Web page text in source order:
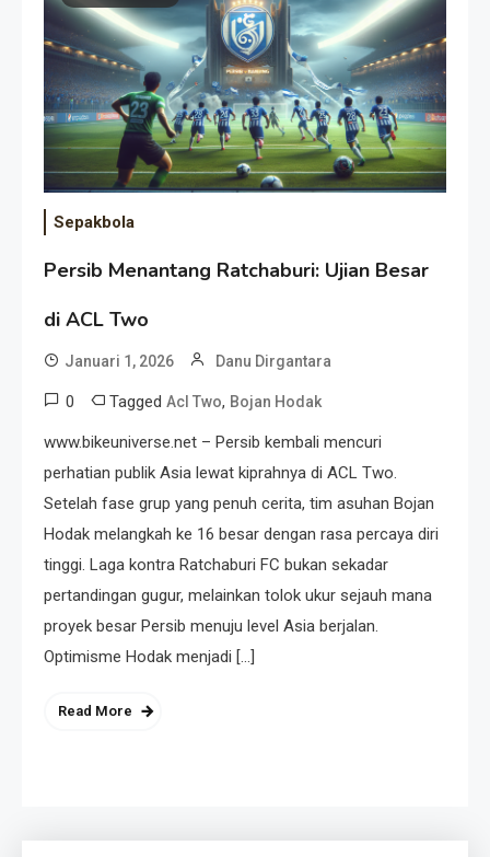
Event Besar
Sepakbola
Persib Menantang Ratchaburi: Ujian Besar
di ACL Two
Januari 1, 2026 Danu Dirgantara
0 Tagged Acl Two, Bojan Hodak
www.bikeuniverse.net – Persib kembali mencuri
perhatian publik Asia lewat kiprahnya di ACL Two.
Setelah fase grup yang penuh cerita, tim asuhan Bojan
Hodak melangkah ke 16 besar dengan rasa percaya diri
tinggi. Laga kontra Ratchaburi FC bukan sekadar
pertandingan gugur, melainkan tolok ukur sejauh mana
proyek besar Persib menuju level Asia berjalan.
Optimisme Hodak menjadi […]
Read More